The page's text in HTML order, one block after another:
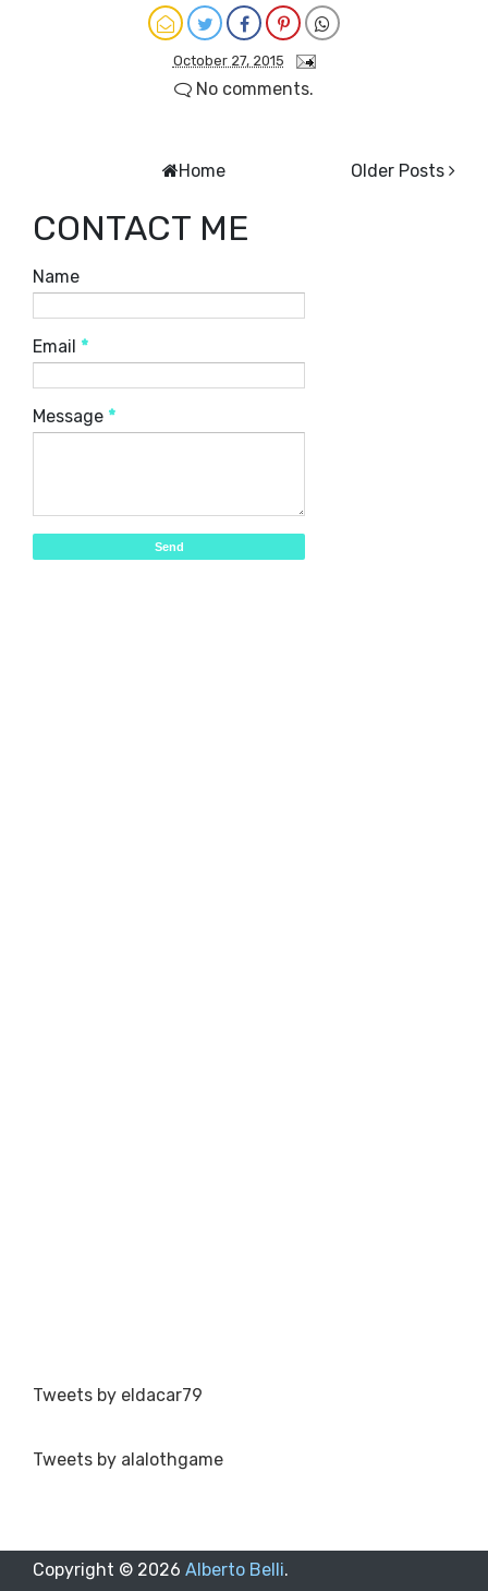
October 27, 2015
No comments.
Older Posts
Home
CONTACT ME
Name
Email *
Message *
Tweets by eldacar79
Tweets by alalothgame
Copyright © 2026 Alberto Belli.